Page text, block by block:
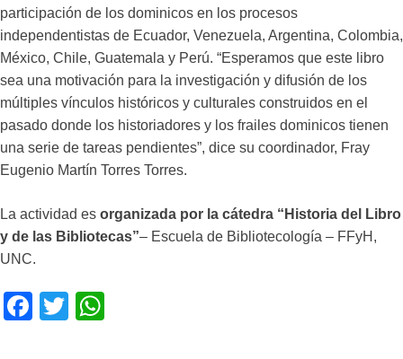
participación de los dominicos en los procesos
independentistas de Ecuador, Venezuela, Argentina, Colombia,
México, Chile, Guatemala y Perú. “Esperamos que este libro
sea una motivación para la investigación y difusión de los
múltiples vínculos históricos y culturales construidos en el
pasado donde los historiadores y los frailes dominicos tienen
una serie de tareas pendientes”, dice su coordinador, Fray
Eugenio Martín Torres Torres.
La actividad es organizada por la cátedra “Historia del Libro
y de las Bibliotecas”– Escuela de Bibliotecología – FFyH,
UNC.
F
T